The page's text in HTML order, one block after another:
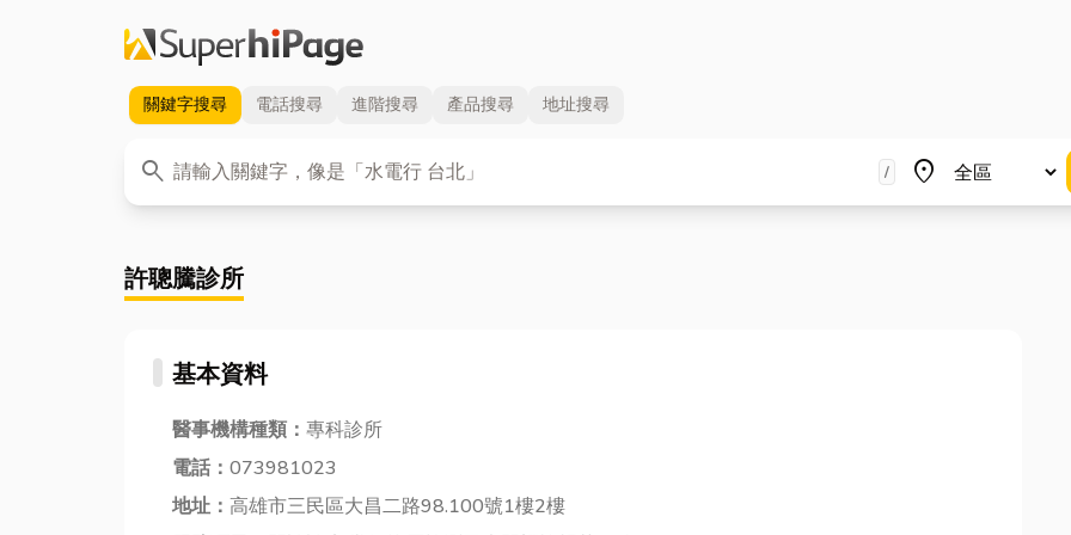
關鍵字搜尋 電話搜尋 進階搜尋 產品搜尋 地址搜尋
search
關鍵字 / place
地區
許聰騰診所
基本資料
醫事機構種類： 專科診所
電話： 073981023
地址： 高雄市三民區大昌二路98.100號1樓2樓